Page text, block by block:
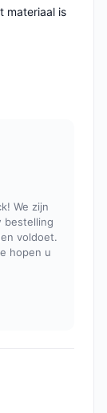
materiaal is
We zijn
bestelling
voldoet.
hopen u